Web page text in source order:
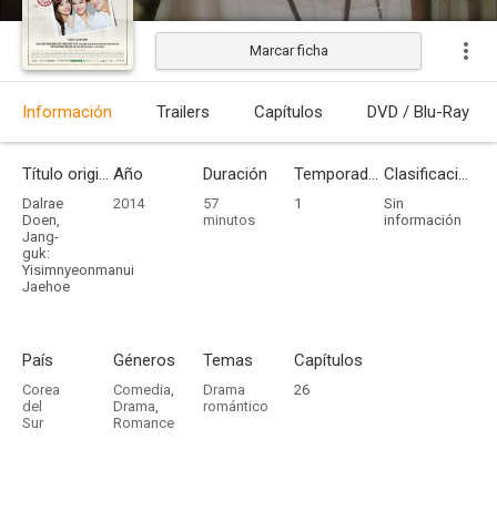
Marcar ficha
Información Trailers Capítulos DVD / Blu-Ray
Título original
Dalrae
Doen,
Jang-
guk:
Yisimnyeonmanui
Jaehoe
Año
2014
Duración
57
minutos
Temporadas
1
Clasificación por edades
Sin
información
País
Corea
del
Sur
Géneros
Comedia,
Drama,
Romance
Temas
Drama
romántico
Capítulos
26